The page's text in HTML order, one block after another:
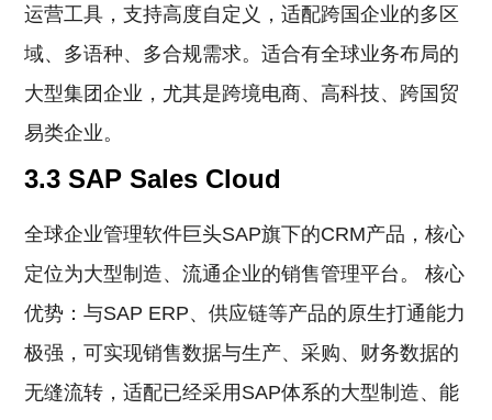
运营工具，支持高度自定义，适配跨国企业的多区
域、多语种、多合规需求。适合有全球业务布局的
大型集团企业，尤其是跨境电商、高科技、跨国贸
易类企业。
3.3 SAP Sales Cloud
全球企业管理软件巨头SAP旗下的CRM产品，核心
定位为大型制造、流通企业的销售管理平台。 核心
优势：与SAP ERP、供应链等产品的原生打通能力
极强，可实现销售数据与生产、采购、财务数据的
无缝流转，适配已经采用SAP体系的大型制造、能